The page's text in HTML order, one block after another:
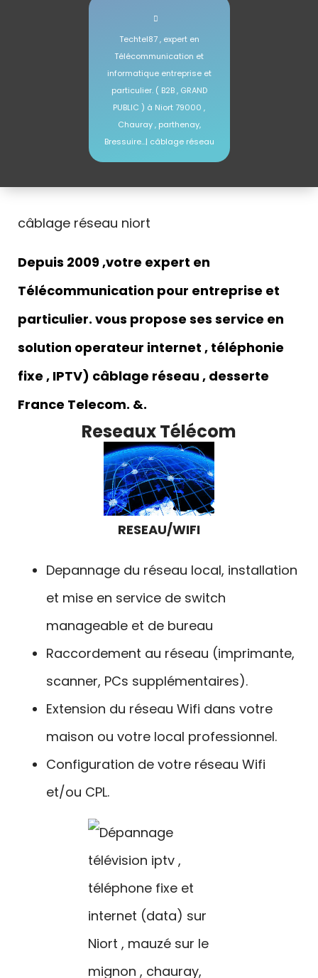
Techtel87 , expert en
Télécommunication et
informatique entreprise et
particulier. ( B2B , GRAND
PUBLIC ) à Niort 79000 ,
Chauray , parthenay,
Bressuire…| câblage réseau
câblage réseau niort
Depuis 2009 ,votre expert en
Télécommunication pour entreprise et
particulier. vous propose ses service en
solution operateur internet , téléphonie
fixe , IPTV) câblage réseau , desserte
France Telecom. &.
ReseauxTélécom
RESEAU/WIFI
Depannage du réseau local, installation
et mise en service de switch
manageable et de bureau
Raccordement au réseau (imprimante,
scanner, PCs supplémentaires).
Extension du réseau Wifi dans votre
maison ou votre local professionnel.
Configuration de votre réseau Wifi
et/ou CPL.